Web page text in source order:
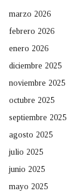
marzo 2026
febrero 2026
enero 2026
diciembre 2025
noviembre 2025
octubre 2025
septiembre 2025
agosto 2025
julio 2025
junio 2025
mayo 2025